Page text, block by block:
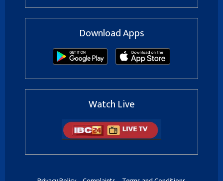
Download Apps
Watch Live